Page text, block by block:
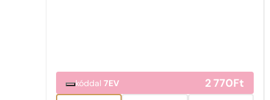
kóddal7EV 2 770Ft